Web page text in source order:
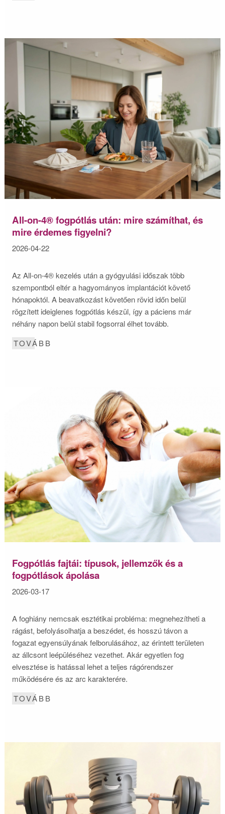
All-on-4® fogpótlás után: mire számíthat, és
mire érdemes figyelni?
2026-04-22
Az All-on-4® kezelés után a gyógyulási időszak több
szempontból eltér a hagyományos implantációt követő
hónapoktól. A beavatkozást követően rövid időn belül
rögzített ideiglenes fogpótlás készül, így a páciens már
néhány napon belül stabil fogsorral élhet tovább.
TOVÁBB
Fogpótlás fajtái: típusok, jellemzők és a
fogpótlások ápolása
2026-03-17
A foghiány nemcsak esztétikai probléma: megnehezítheti a
rágást, befolyásolhatja a beszédet, és hosszú távon a
fogazat egyensúlyának felborulásához, az érintett területen
az állcsont leépüléséhez vezethet. Akár egyetlen fog
elvesztése is hatással lehet a teljes rágórendszer
működésére és az arc karakterére.
TOVÁBB